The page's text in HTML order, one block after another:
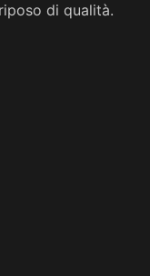
di qualità.